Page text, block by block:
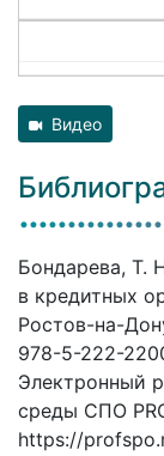
Видео
Бондарева, Т.
в кредитных
Ростов-на-
978-5-222-
Электронный
среды СПО
https://